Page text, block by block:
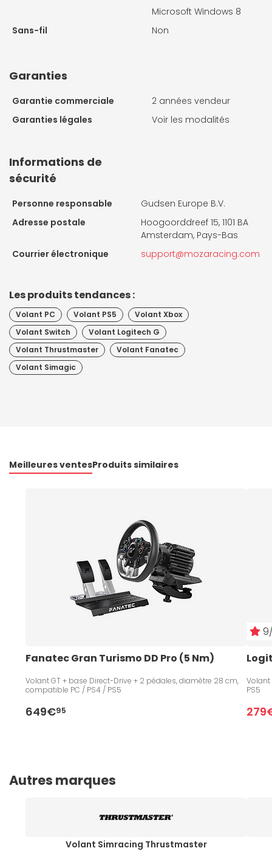
Microsoft Windows 8
Sans-fil
Non
Garanties
Garantie commerciale
2 années vendeur
Garanties légales
Voir les modalités
Informations de
sécurité
Personne responsable
Gudsen Europe B.V.
Adresse postale
Hoogoorddreef 15, 1101 BA
Amsterdam, Pays-Bas
Courrier électronique
support@mozaracing.com
Les produits tendances :
Volant PC Volant PS5
Volant Xbox
Volant Switch
Volant Logitech G
Volant Thrustmaster
Volant Fanatec
Volant Simagic
Meilleures ventesProduits similaires
Fanatec Gran Turismo DD Pro (5 Nm)
Volant GT + base Direct-Drive + 2 pédales, diamètre 28 cm,
compatible PC / PS4 / PS5
649€95
Volant
PS5
Autres marques
Volant Simracing Thrustmaster